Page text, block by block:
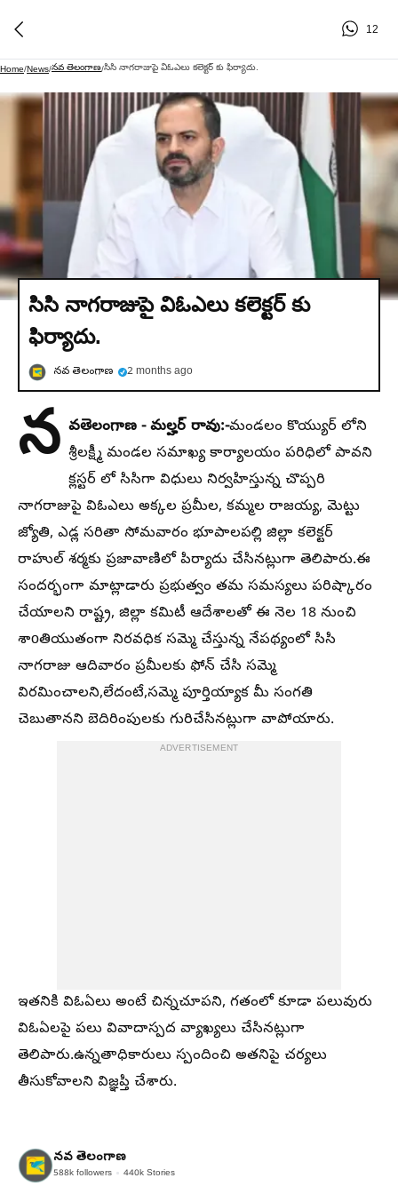
12
Home/News/నవ తెలంగాణ/సిసి నాగరాజుపై విఓఎలు కలెక్టర్ కు ఫిర్యాదు.
సిసి నాగరాజుపై విఓఎలు కలెక్టర్ కు
ఫిర్యాదు.
నవ తెలంగాణ 2 months ago
న వతెలంగాణ - మల్హర్ రావు:-మండలం కొయ్యుర్ లోని
శ్రీలక్ష్మీ మండల సమాఖ్య కార్యాలయం పరిధిలో పావని
క్లస్టర్ లో సిసిగా విధులు నిర్వహిస్తున్న చొప్పరి
నాగరాజుపై విఓఎలు అక్కల ప్రమీల, కమ్మల రాజయ్య, మెట్టు
జ్యోతి, ఎడ్ల సరితా సోమవారం భూపాలపల్లి జిల్లా కలెక్టర్
రాహుల్ శర్మకు ప్రజావాణిలో పిర్యాదు చేసినట్లుగా తెలిపారు.ఈ
సందర్భంగా మాట్లాడారు ప్రభుత్వం తమ సమస్యలు పరిష్కారం
చేయాలని రాష్ట్ర, జిల్లా కమిటీ ఆదేశాలతో ఈ నెల 18 నుంచి
శాoతియుతంగా నిరవధిక సమ్మె చేస్తున్న నేపథ్యంలో సిసి
నాగరాజు ఆదివారం ప్రమీలకు ఫోన్ చేసి సమ్మె
విరమించాలని,లేదంటే,సమ్మె పూర్తియ్యాక మీ సంగతి
చెబుతానని బెదిరింపులకు గురిచేసినట్లుగా వాపోయారు.
ADVERTISEMENT
ఇతనికి విఓఏలు అంటే చిన్నచూపని, గతంలో కూడా పలువురు
విఓఏలపై పలు వివాదాస్పద వ్యాఖ్యలు చేసినట్లుగా
తెలిపారు.ఉన్నతాధికారులు స్పందించి అతనిపై చర్యలు
తీసుకోవాలని విజ్ఞప్తి చేశారు.
నవ తెలంగాణ
588k followers 440k Stories